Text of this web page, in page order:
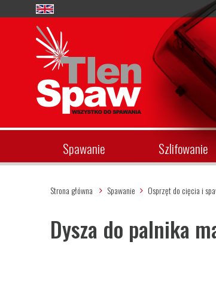
Spawanie Szlifowanie
Strona główna Spawanie Osprzęt do cięcia i
Dysza do palnika